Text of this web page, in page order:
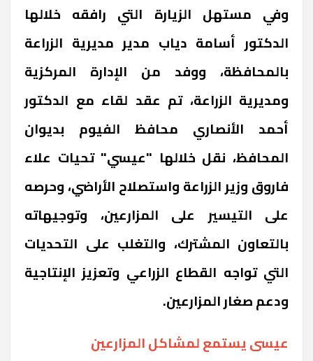
وفي مستهل الزيارة التي رافقه خلالها
الدكتور أسامة دياب مدير مديرية الزراعة
بالمحافظة، ووفد من الإدارة المركزية
ومديرية الزراعة، تم عقد لقاء مع الدكتور
أحمد الأنصاري محافظ الفيوم بديوان
المحافظ، نقل خلالها "عيسي" تحيات علاء
فاروق وزير الزراعة واستصلاح الأراضي، وحرصه
على التيسير على المزارعين، وتوجيهاته
بالتعاون المشترك، والتغلب على التحديات
التي تواجه القطاع الزراعي وتعزيز الإنتاجية
ودعم صغار المزارعين.
عيسى يستمع لمشاكل المزارعين